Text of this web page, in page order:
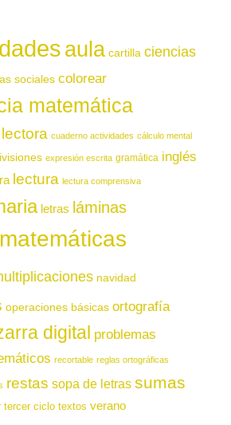
aula cartilla ciencias
sociales colorear
matemática
cuaderno actividades cálculo mental
expresión escrita gramática inglés
lectura lectura comprensiva
letras láminas
matemáticas
navidad
operaciones básicas ortografía
digital problemas
recortable reglas ortográficas
restas sopa de letras sumas
tercer ciclo textos verano